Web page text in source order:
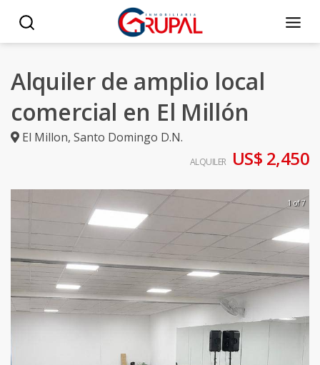
Alquiler de amplio local
comercial en El Millón
El Millon, Santo Domingo D.N.
ALQUILER US$ 2,450
1 of 7